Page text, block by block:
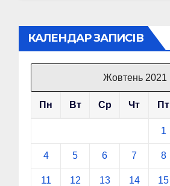
КАЛЕНДАР ЗАПИСІВ
Жовтень 2021
Пн Вт Ср Чт Пт
1
4 5 6 7 8
11 12 13 14 15